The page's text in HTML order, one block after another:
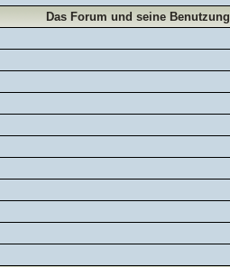
Das Forum und seine Benutzung